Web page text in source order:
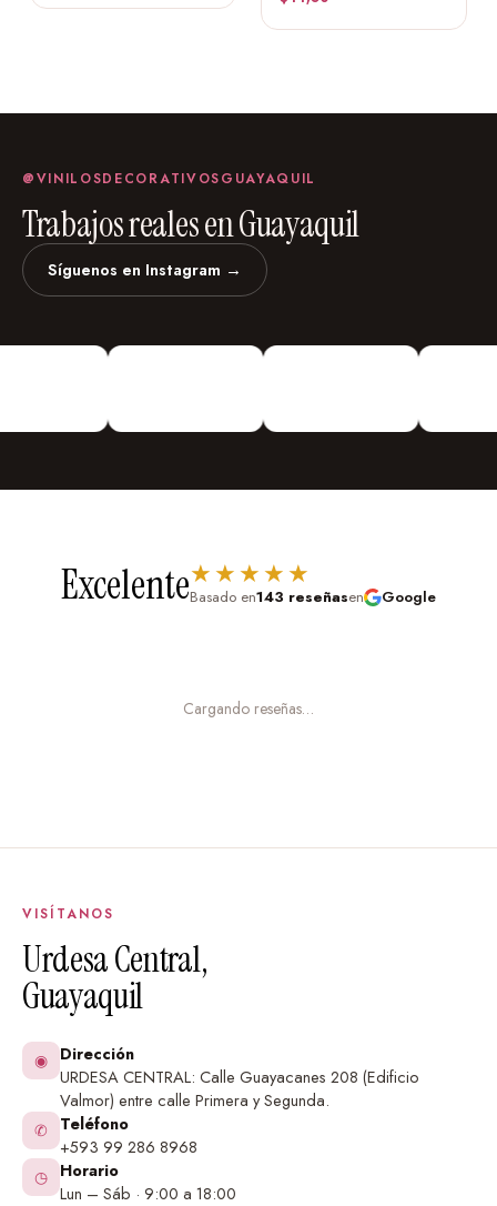
@VINILOSDECORATIVOSGUAYAQUIL
Trabajos reales en Guayaquil
Síguenos en Instagram →
Decorativos De todo Tipo!
Urdesa Central Guayacanes entre
Excelente★★★★★
Basado en143 reseñasen Google
Cargando reseñas…
VISÍTANOS
Urdesa Central,
Guayaquil
◉ Dirección
URDESA CENTRAL: Calle Guayacanes 208 (Edificio
Valmor) entre calle Primera y Segunda.
✆
Teléfono
+593 99 286 8968
◷ Horario
Lun – Sáb · 9:00 a 18:00